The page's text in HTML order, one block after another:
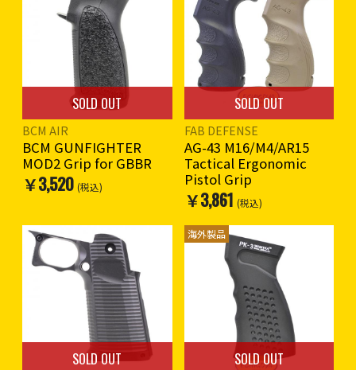
SOLD OUT
BCM AIR
BCM GUNFIGHTER
MOD2 Grip for GBBR
￥3,520 (税込)
SOLD OUT
FAB DEFENSE
AG-43 M16/M4/AR15
Tactical Ergonomic
Pistol Grip
￥3,861 (税込)
SOLD OUT
海外製品
SOLD OUT